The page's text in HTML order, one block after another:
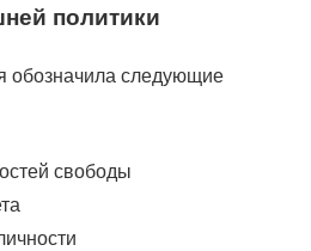
политики
обозначила следующие
свободы